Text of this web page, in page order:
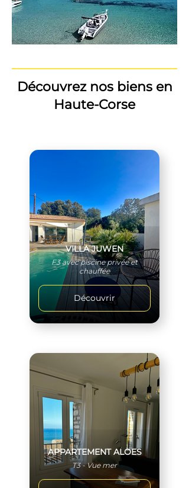
Découvrez nos biens en
Haute-Corse
VILLA JUWEN
F3 avec piscine privée et
chauffée
Découvrir
APPARTEMENT ALOES
T3 - Vue mer